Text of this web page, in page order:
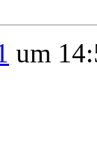
um